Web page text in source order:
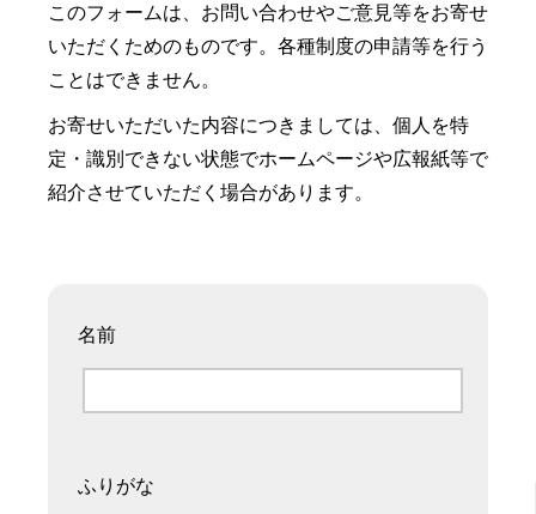
このフォームは、お問い合わせやご意見等をお寄せ
いただくためのものです。各種制度の申請等を行う
ことはできません。
お寄せいただいた内容につきましては、個人を特
定・識別できない状態でホームページや広報紙等で
紹介させていただく場合があります。
名前
ふりがな